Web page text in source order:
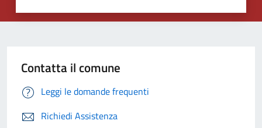
Contatta il comune
Leggi le domande frequenti
Richiedi Assistenza